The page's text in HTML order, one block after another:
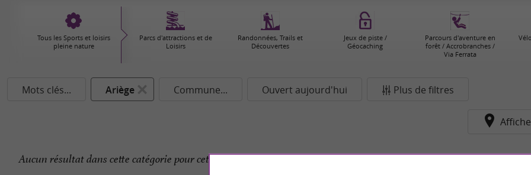
Tous les Sports et loisirs
pleine nature
Parcs d'attractions et de
Loisirs
Randonnées, Trails et
Découvertes
Jeux de piste /
Géocaching
Parcours d'aventure en
forêt / Accrobranches /
Via Ferrata
Mots clés... Ariège Commune... Ouvert aujourd'hui Plus de filtres
Aucun résultat dans cette catégorie pour cette commune pour le moment...